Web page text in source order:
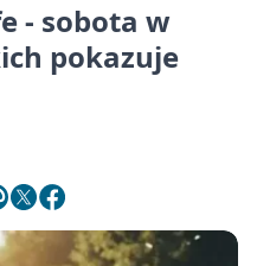
- sobota w
pokazuje